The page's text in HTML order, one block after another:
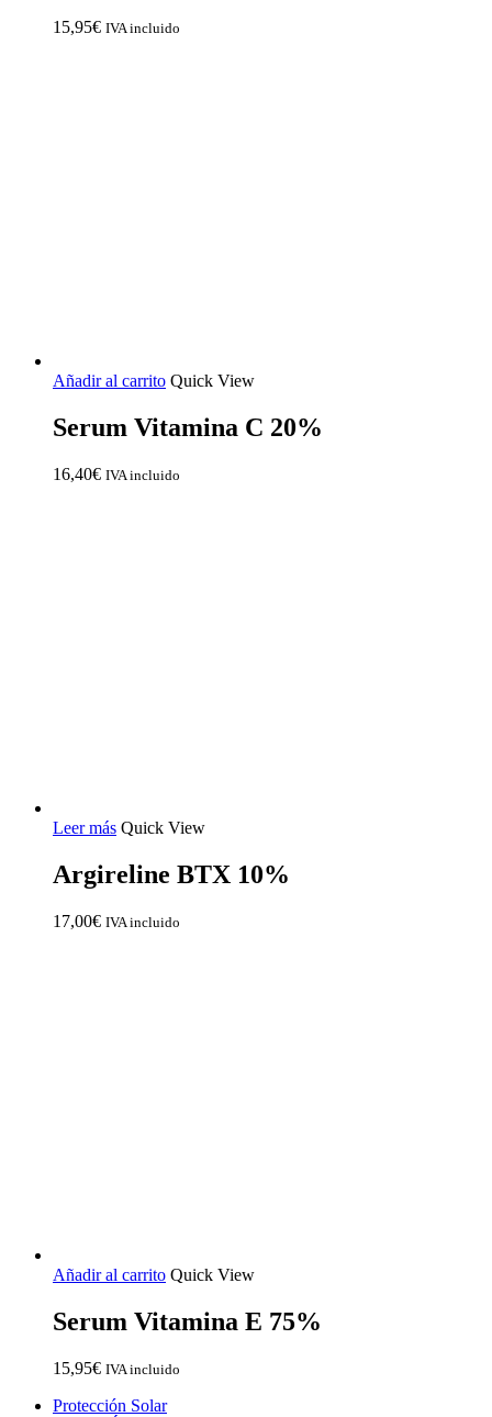
15,95€ IVA incluido
Añadir al carrito Quick View
Serum Vitamina C 20%
16,40€ IVA incluido
Leer más Quick View
Argireline BTX 10%
17,00€ IVA incluido
Añadir al carrito Quick View
Serum Vitamina E 75%
15,95€ IVA incluido
Close
Protección Solar